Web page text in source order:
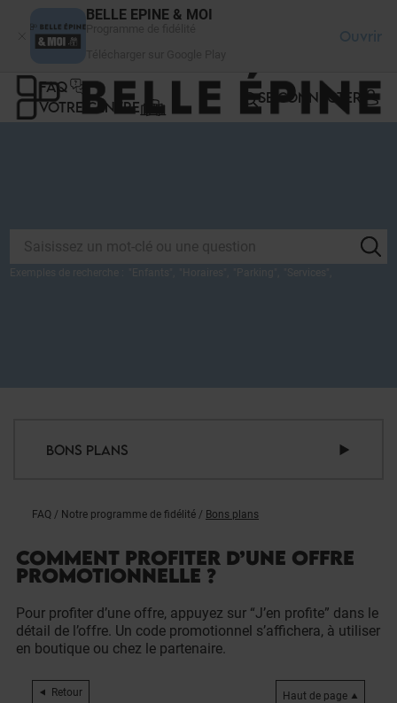
BELLE EPINE & MOI
Ouvrir
FAQ
VOTRE CENTRE
SE CONNECTER
BONS PLANS
FAQ / Notre programme de fidélité / Bons plans
COMMENT PROFITER D’UNE OFFRE
PROMOTIONNELLE ?
Pour profiter d’une offre, appuyez sur “J’en profite” dans le
détail de l’offre. Un code promotionnel s’affichera, à utiliser
en boutique ou chez le partenaire.
Retour Haut de page
Panneau de gestion des cookies